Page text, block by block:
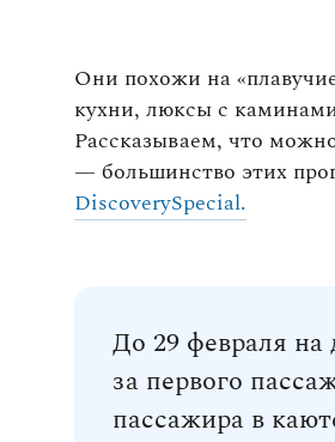
Они похожи на
кухни, люксы с
Рассказываем, что
— большинство этих
DiscoverySpecial.
До 29 февраля на
за первого
пассажира в